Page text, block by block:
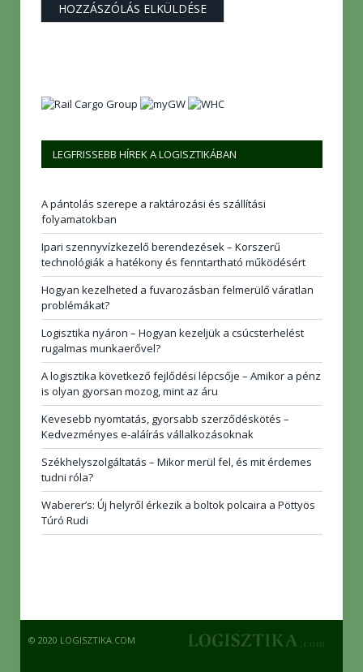
LEGFRISSEBB HÍREK A LOGISZTIKÁBAN
A pántolás szerepe a raktározási és szállítási
folyamatokban
Ipari szennyvízkezelő berendezések – Korszerű
technológiák a hatékony és fenntartható működésért
Hogyan kezelheted a fuvarozásban felmerülő váratlan
problémákat?
Logisztika nyáron – Hogyan kezeljük a csúcsterhelést
rugalmas munkaerővel?
A logisztika következő fejlődési lépcsője – Amikor a pénz
is olyan gyorsan mozog, mint az áru
Kevesebb nyomtatás, gyorsabb szerződéskötés –
Kedvezményes e-aláírás vállalkozásoknak
Székhelyszolgáltatás – Mikor merül fel, és mit érdemes
tudni róla?
Waberer’s: Új helyről érkezik a boltok polcaira a Pöttyös
Túró Rudi
© 2020 LOGISZTIKA.COM